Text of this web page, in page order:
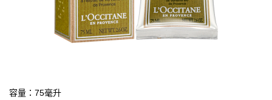
容量：75毫升